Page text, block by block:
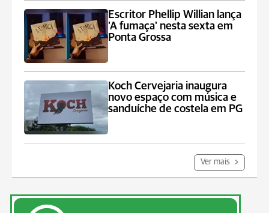
Escritor Phellip Willian lança
'A fumaça' nesta sexta em
Ponta Grossa
Koch Cervejaria inaugura
novo espaço com música e
sanduíche de costela em PG
Ver mais